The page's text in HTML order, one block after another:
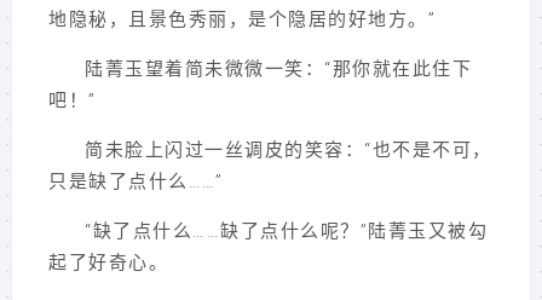
地隐秘，且景色秀丽，是个隐居的好地方。”
陆菁玉望着简未微微一笑：“那你就在此住下
吧！”
简未脸上闪过一丝调皮的笑容：“也不是不可，
只是缺了点什么……”
“缺了点什么……缺了点什么呢？”陆菁玉又被勾
起了好奇心。